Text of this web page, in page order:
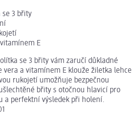
se 3 břity
E
se 3 břity vám zaručí důkladné
vera a vitamínem E klouže žiletka lehce
rukojetí umožňuje bezpečnou
břity s otočnou hlavicí pro
a perfektní výsledek při holení.